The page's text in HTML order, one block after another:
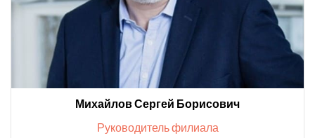
Михайлов Сергей Борисович
Руководитель филиала